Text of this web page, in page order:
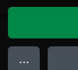
● ● ●